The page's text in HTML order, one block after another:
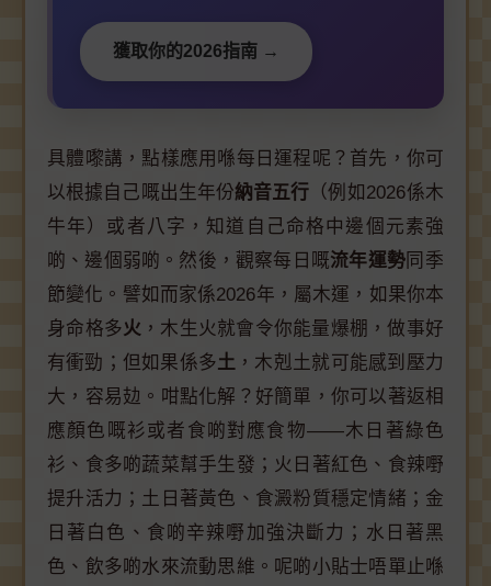
獲取你的2026指南 →
具體嚟講，點樣應用喺每日運程呢？首先，你可
以根據自己嘅出生年份納音五行 （例如2026係木
牛年）或者八字，知道自己命格中邊個元素強
啲、邊個弱啲。然後，觀察每日嘅流年運勢 同季
節變化。譬如而家係2026年，屬木運，如果你本
身命格多火 ，木生火就會令你能量爆棚，做事好
有衝勁；但如果係多土 ，木剋土就可能感到壓力
大，容易攰。咁點化解？好簡單，你可以著返相
應顏色嘅衫或者食啲對應食物——木日著綠色
衫、食多啲蔬菜幫手生發；火日著紅色、食辣嘢
提升活力；土日著黃色、食澱粉質穩定情緒；金
日著白色、食啲辛辣嘢加強決斷力；水日著黑
色、飲多啲水來流動思維。呢啲小貼士唔單止喺